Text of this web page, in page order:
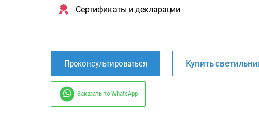
Сертификаты и декларации
Проконсультироваться Купить
Заказать по WhatsApp